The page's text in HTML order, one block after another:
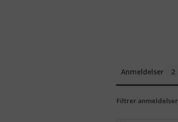
Anmeldelser
Filtrer anmeldelser